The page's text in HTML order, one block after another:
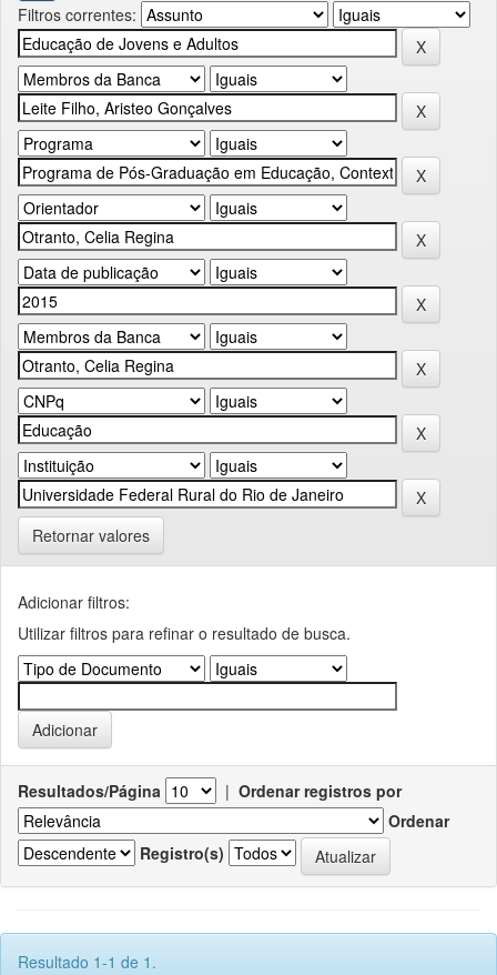
Filtros correntes:
Retornar valores
Adicionar filtros:
Utilizar filtros para refinar o resultado de busca.
Resultados/Página | Ordenar registros por
Ordenar
Registro(s)
Resultado 1-1 de 1.